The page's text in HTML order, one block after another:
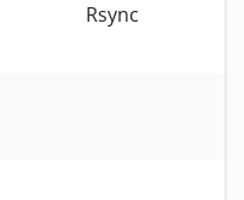
Rsync